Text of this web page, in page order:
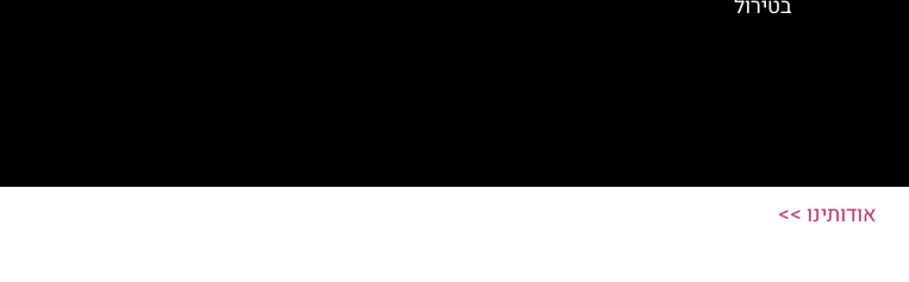
אודותינו >>